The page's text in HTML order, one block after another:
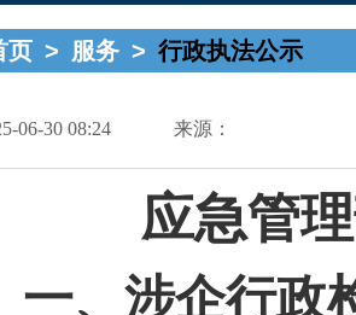
页 > 服务 > 行政执法公示
06-30 08:24 来源：
应急管
一、涉企行政